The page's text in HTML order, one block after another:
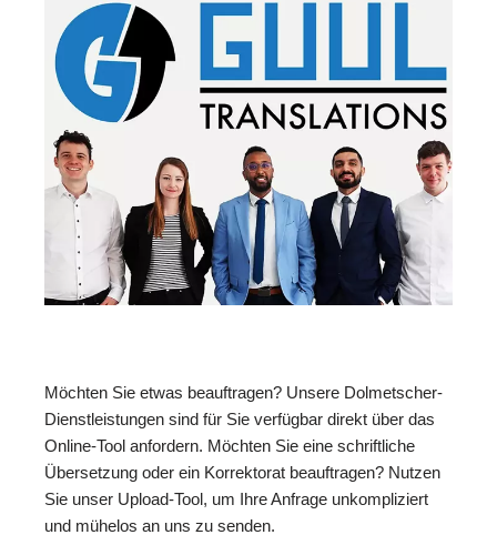
Möchten Sie etwas beauftragen? Unsere Dolmetscher-
Dienstleistungen sind für Sie verfügbar direkt über das
Online-Tool anfordern. Möchten Sie eine schriftliche
Übersetzung oder ein Korrektorat beauftragen? Nutzen
Sie unser Upload-Tool, um Ihre Anfrage unkompliziert
und mühelos an uns zu senden.